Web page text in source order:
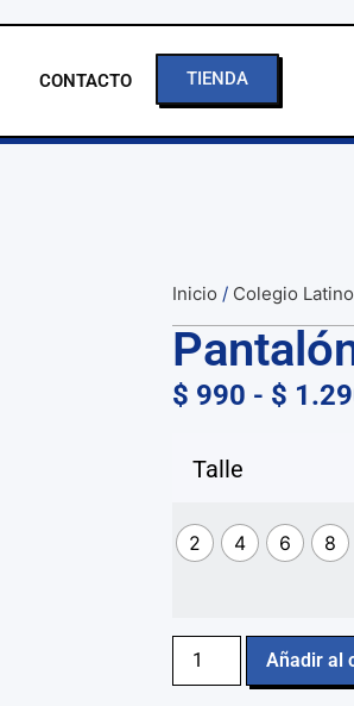
CONTACTO TIENDA
Inicio / Colegio
$ 990 - $
Talle
2 4 6 8
Añadir al